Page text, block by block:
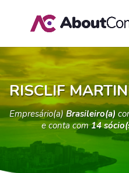
RISCLIF
Empresário(a)Brasileiro(a)
e conta com14